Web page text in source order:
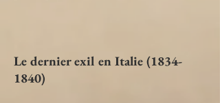
Le dernier exil en Italie (1834-
1840)